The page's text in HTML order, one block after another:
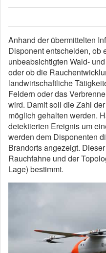
Anhand der übermittelten
Disponent entscheiden, ob
unbeabsichtigten Wald-
oder ob die
landwirtschaftliche
Feldern oder das
wird. Damit soll die Zahl
möglich gehalten werden.
detektierten Ereignis um
werden dem Disponenten
Brandorts angezeigt.
Rauchfahne und der
Lage) bestimmt.